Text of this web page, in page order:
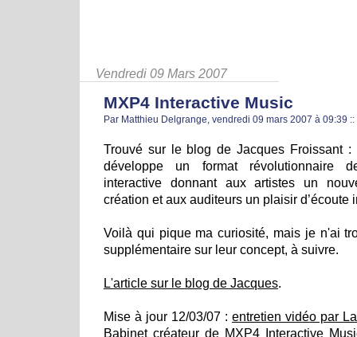
Vendredi 09 Mars 2007
MXP4 Interactive Music
Par Matthieu Delgrange, vendredi 09 mars 2007 à 09:39 ::
Trouvé sur le blog de Jacques Froissant :
développe un format révolutionnaire
interactive donnant aux artistes un
création et aux auditeurs un plaisir d’écoute
Voilà qui pique ma curiosité, mais je n'ai
supplémentaire sur leur concept, à suivre.
L'article sur le blog de Jacques.
Mise à jour 12/03/07 : entretien vidéo par
Babinet créateur de MXP4 Interactive